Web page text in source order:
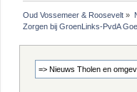
Oud Vossemeer & Roosevelt »
Zorgen bij GroenLinks-PvdA